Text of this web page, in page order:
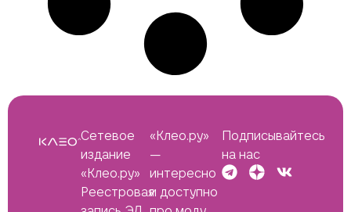
Сетевое
издание
«Клео.ру»
Реестровая
«Клео.ру»
—
интересно
и доступно
Подписывайтесь
на нас